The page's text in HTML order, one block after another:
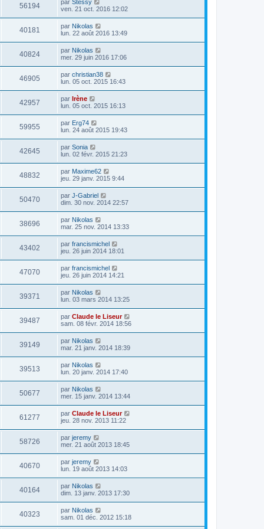
56194 par Stessy
ven. 21 oct. 2016 12:02
40181 par Nikolas
lun. 22 août 2016 13:49
40824 par Nikolas
mer. 29 juin 2016 17:06
46905 par christian38
lun. 05 oct. 2015 16:43
42957 par Irène
lun. 05 oct. 2015 16:13
59955 par Erg74
lun. 24 août 2015 19:43
42645 par Sonia
lun. 02 févr. 2015 21:23
48832 par Maxime62
jeu. 29 janv. 2015 9:44
50470 par J-Gabriel
dim. 30 nov. 2014 22:57
38696 par Nikolas
mar. 25 nov. 2014 13:33
43402 par francismichel
jeu. 26 juin 2014 18:01
47070 par francismichel
jeu. 26 juin 2014 14:21
39371 par Nikolas
lun. 03 mars 2014 13:25
39487 par Claude le Liseur
sam. 08 févr. 2014 18:56
39149 par Nikolas
mar. 21 janv. 2014 18:39
39513 par Nikolas
lun. 20 janv. 2014 17:40
50677 par Nikolas
mer. 15 janv. 2014 13:44
61277 par Claude le Liseur
jeu. 28 nov. 2013 11:22
58726 par jeremy
mer. 21 août 2013 18:45
40670 par jeremy
lun. 19 août 2013 14:03
40164 par Nikolas
dim. 13 janv. 2013 17:30
40323 par Nikolas
sam. 01 déc. 2012 15:18